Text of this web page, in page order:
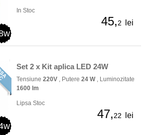
In Stoc
45,2 lei
Set 2 x Kit aplica LED 24W
Tensiune 220V , Putere 24 W, Luminozitate
1600 lm
Lipsa Stoc
47,22 lei